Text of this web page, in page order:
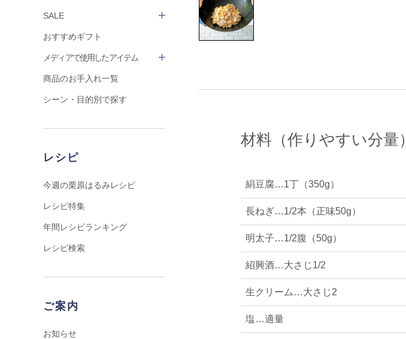
SALE
おすすめギフト
メディアで使用したアイテム
商品のお手入れ一覧
シーン・目的別で探す
レシピ
今週の栗原はるみレシピ
レシピ特集
年間レシピランキング
レシピ検索
ご案内
お知らせ
材料（作りやすい分量）
絹豆腐…1丁（350g）
長ねぎ…1/2本（正味50g）
明太子…1/2腹（50g）
紹興酒…大さじ1/2
生クリーム…大さじ2
塩…適量